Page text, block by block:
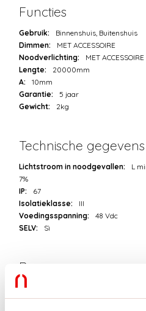
Functies
Gebruik:
Binnenshuis, Buitenshuis
Dimmen:
MET ACCESSOIRE
Noodverlichting:
MET ACCESSOIRE
Lengte:
20000mm
A:
10mm
Garantie:
5 jaar
Gewicht:
2kg
Technische gegevens
Lichtstroom in noodgevallen:
L
7%
IP:
67
Isolatieklasse:
III
Voedingsspanning:
48 Vdc
SELV:
Sì
Bron
Lichtbron:
Vermogen lichtbron:
6W/m